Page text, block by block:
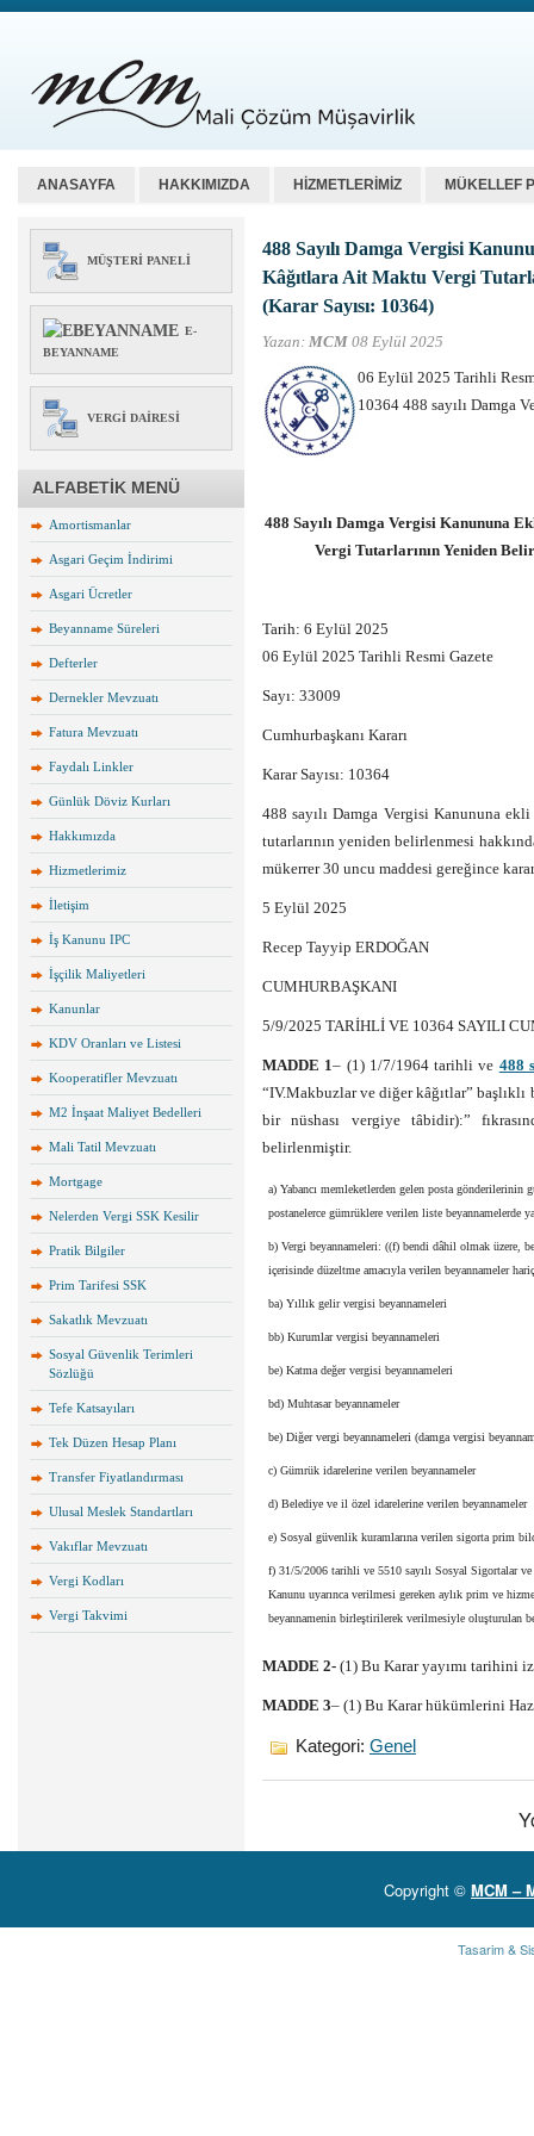
ANASAYFA HAKKIMIZDA HİZMETLERİMİZ MÜKELLEF
MÜŞTERI PANELI
E-
BEYANNAME
VERGI DAIRESI
ALFABETİK MENÜ
Amortismanlar
Asgari Geçim İndirimi
Asgari Ücretler
Beyanname Süreleri
Defterler
Dernekler Mevzuatı
Fatura Mevzuatı
Faydalı Linkler
Günlük Döviz Kurları
Hakkımızda
Hizmetlerimiz
İletişim
İş Kanunu IPC
İşçilik Maliyetleri
Kanunlar
KDV Oranları ve Listesi
Kooperatifler Mevzuatı
M2 İnşaat Maliyet Bedelleri
Mali Tatil Mevzuatı
Mortgage
Nelerden Vergi SSK Kesilir
Pratik Bilgiler
Prim Tarifesi SSK
Sakatlık Mevzuatı
Sosyal Güvenlik Terimleri
Sözlüğü
Tefe Katsayıları
Tek Düzen Hesap Planı
Transfer Fiyatlandırması
Ulusal Meslek Standartları
Vakıflar Mevzuatı
Vergi Kodları
Vergi Takvimi
488 Sayılı Damga Vergisi
Kâğıtlara Ait Maktu Vergi
(Karar Sayısı: 10364)
Yazan: MCM 08 Eylül 2025
06 Eylül 2025 Tarihli
10364 488 sayılı Damga
488 Sayılı Damga Vergisi Kanununa
Vergi Tutarlarının Yeniden
Tarih: 6 Eylül 2025
06 Eylül 2025 Tarihli Resmi Gazete
Sayı: 33009
Cumhurbaşkanı Kararı
Karar Sayısı: 10364
488 sayılı Damga Vergisi Kanununa
tutarlarının yeniden belirlenmesi
mükerrer 30 uncu maddesi gereğince
5 Eylül 2025
Recep Tayyip ERDOĞAN
CUMHURBAŞKANI
5/9/2025 TARİHLİ VE 10364 SAYILI
MADDE 1– (1) 1/7/1964 tarihli ve 488
“IV.Makbuzlar ve diğer kâğıtlar”
bir nüshası vergiye tâbidir):”
belirlenmiştir.
a) Yabancı memleketlerden gelen posta gönderilerinin
postanelerce gümrüklere verilen liste beyannamelerde
b) Vergi beyannameleri: ((f) bendi dâhil olmak üzere,
içerisinde düzeltme amacıyla verilen beyannameler
ba) Yıllık gelir vergisi beyannameleri
bb) Kurumlar vergisi beyannameleri
be) Katma değer vergisi beyannameleri
bd) Muhtasar beyannameler
be) Diğer vergi beyannameleri (damga vergisi
c) Gümrük idarelerine verilen beyannameler
d) Belediye ve il özel idarelerine verilen beyannameler
e) Sosyal güvenlik kuramlarına verilen sigorta prim
f) 31/5/2006 tarihli ve 5510 sayılı Sosyal Sigortalar ve
Kanunu uyarınca verilmesi gereken aylık prim ve
beyannamenin birleştirilerek verilmesiyle oluşturulan
MADDE 2- (1) Bu Karar yayımı tarihini
MADDE 3– (1) Bu Karar hükümlerini
Kategori: Genel
Copyright © MCM –
Tasarim &